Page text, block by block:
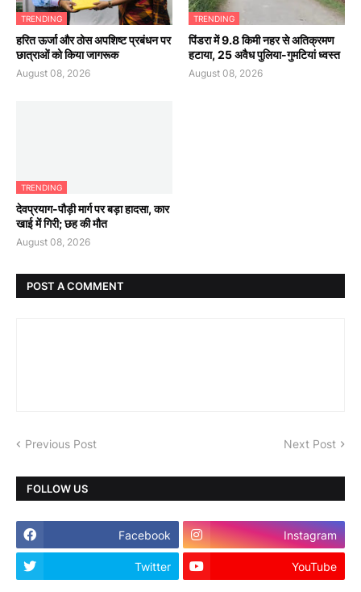
TRENDING
हरित ऊर्जा और ठोस अपशिष्ट प्रबंधन पर
छात्राओं को किया जागरूक
August 08, 2026
TRENDING
पिंडरा में 9.8 किमी नहर से अतिक्रमण
हटाया, 25 अवैध पुलिया-गुमटियां ध्वस्त
August 08, 2026
TRENDING
देवप्रयाग-पौड़ी मार्ग पर बड़ा हादसा, कार
खाई में गिरी; छह की मौत
August 08, 2026
POST A COMMENT
Previous Post Next Post
FOLLOW US
Facebook Instagram
Twitter YouTube